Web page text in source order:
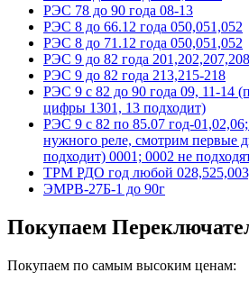
РЭС 78 до 90 года 08-13
РЭС 8 до 66.12 года 050,051,052
РЭС 8 до 71.12 года 050,051,052
РЭС 9 до 82 года 201,202,207,208
РЭС 9 до 82 года 213,215-218
РЭС 9 с 82 до 90 года 09, 11-14
цифры 1301, 13 подходит)
РЭС 9 с 82 по 85.07 год-
нужного реле, смотрим первые
подходит) 0001; 0002 не
ТРМ РДО год любой
ЭМРВ-27Б-1 до 90г
Покупаем
Покупаем по самым высоким ценам: